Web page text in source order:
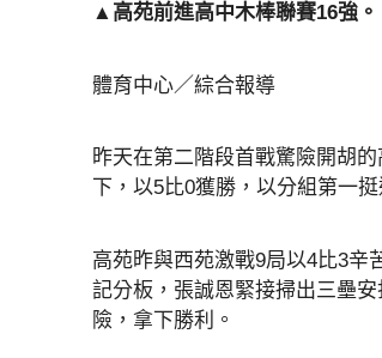
▲高苑前進高中木棒聯賽16強。
體育中心／綜合報導
昨天在第二階段首戰驚險開胡
下，以5比0獲勝，以分組第一
高苑昨與西苑激戰9局以4比3辛
記分板，張誠恩緊接掃出三壘
險，拿下勝利。